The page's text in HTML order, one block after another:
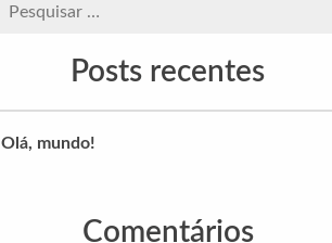
Posts recentes
Olá, mundo!
Comentários